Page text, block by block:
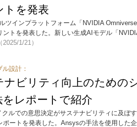
トを発表
ツインプラットフォーム「NVIDIA
ントを発表した。新しい生成AIモデル「
（2025/1/21）
設計：
ナビリティ向上のための
をレポートで紹介
ルでの意思決定がサステナビリティに及ぼ
ポートを発表した。Ansysの手法を使用した